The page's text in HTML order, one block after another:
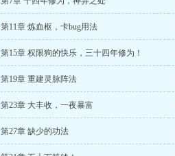
第11章 炼血枢，卡bug用法
第15章 权限狗的快乐，三十四年修为！
第19章 重建灵脉阵法
第23章 大丰收，一夜暴富
第27章 缺少的功法